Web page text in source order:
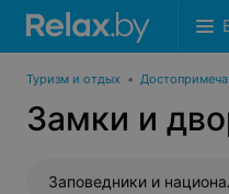
Туризм и отдых •
Замки и